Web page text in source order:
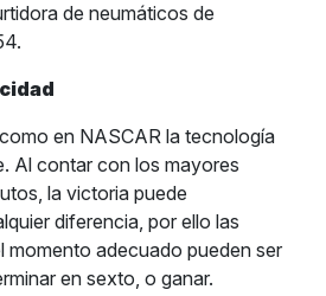
de neumáticos de
en NASCAR la tecnología
Al contar con los mayores
la victoria puede
diferencia, por ello las
momento adecuado pueden ser
en sexto, o ganar.